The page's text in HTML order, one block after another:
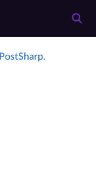
Post­Sharp.​